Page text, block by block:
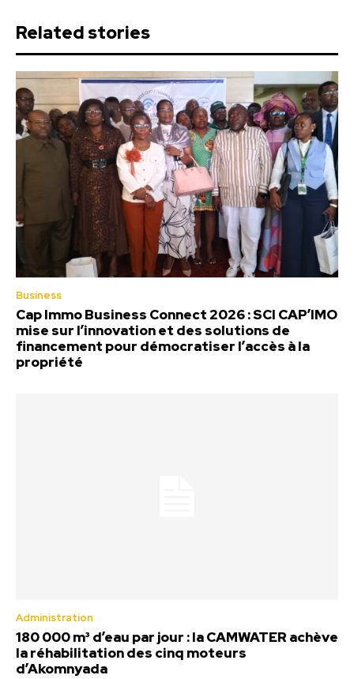
Related stories
Business
Cap Immo Business Connect 2026 : SCI CAP’IMO
mise sur l’innovation et des solutions de
financement pour démocratiser l’accès à la
propriété
Administration
180 000 m³ d’eau par jour : la CAMWATER achève
la réhabilitation des cinq moteurs
d’Akomnyada